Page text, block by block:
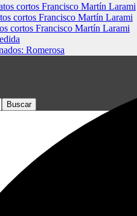
cortos Francisco Martín Larami
cortos Francisco Martín Larami
cortos Francisco Martín Larami
Romerosa